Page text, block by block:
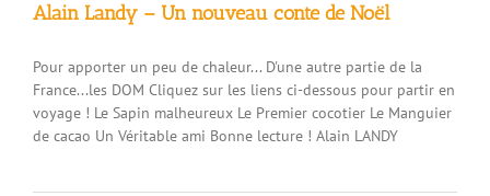
Alain Landy – Un nouveau conte de Noël
Pour apporter un peu de chaleur... D'une autre partie de la
France...les DOM Cliquez sur les liens ci-dessous pour partir en
voyage ! Le Sapin malheureux Le Premier cocotier Le Manguier
de cacao Un Véritable ami Bonne lecture ! Alain LANDY